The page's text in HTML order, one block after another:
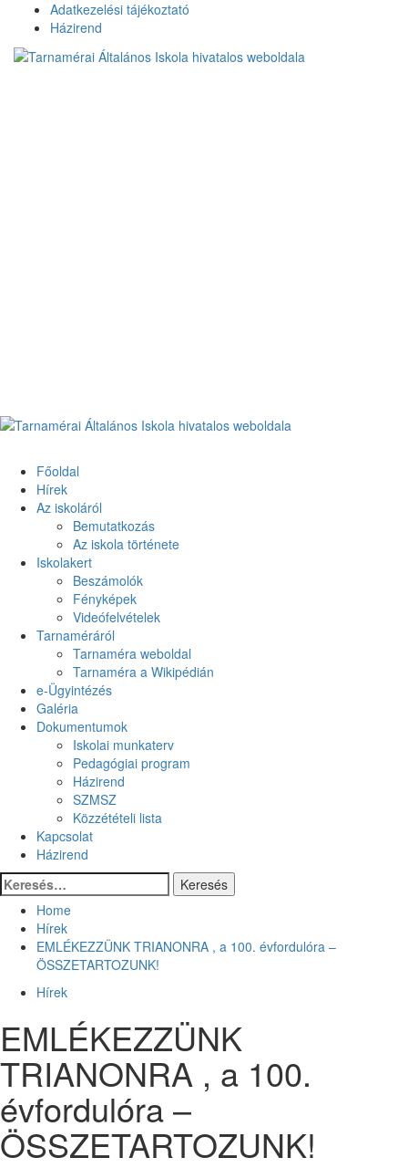
content
Adatkezelési tájékoztató
Házirend
Primary
Főoldal
Hírek
Az iskoláról
Bemutatkozás
Az iskola története
Iskolakert
Beszámolók
Fényképek
Videófelvételek
Tarnaméráról
Tarnaméra weboldal
Tarnaméra a Wikipédián
e-Ügyintézés
Galéria
Dokumentumok
Iskolai munkaterv
Pedagógiai program
Házirend
SZMSZ
Közzétételi lista
Kapcsolat
Házirend
Keresés:
Home
Hírek
EMLÉKEZZÜNK TRIANONRA , a 100. évfordulóra –
ÖSSZETARTOZUNK!
Hírek
EMLÉKEZZÜNK
TRIANONRA , a 100.
évfordulóra –
ÖSSZETARTOZUNK!